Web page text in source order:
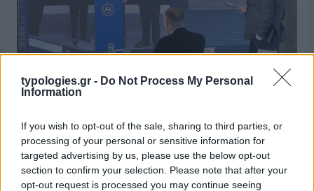
typologies.gr - Do Not Process My Personal
Information
If you wish to opt-out of the sale, sharing to third parties, or
processing of your personal or sensitive information for
targeted advertising by us, please use the below opt-out
section to confirm your selection. Please note that after your
opt-out request is processed you may continue seeing
Μια εκρηκτική ανάπτυξη παρουσιάζει η επιχειρηματική
τριανδρία των Δημήτρη Μπάκου, Γιάννη Καυμενάκη και
Αλέξανδρου Εξάρχου. Μέσα σε επτά χρόνια, από το 2019 έως
και σήμερα, κατά τη διάρκεια της διακυβέρνησης της χώρας